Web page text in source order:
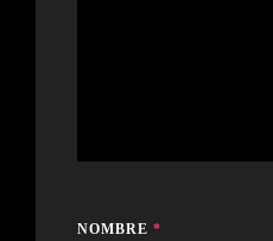
NOMBRE *